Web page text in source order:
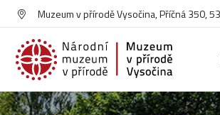
Muzeum v přírodě Vysočina, Příčná 350,